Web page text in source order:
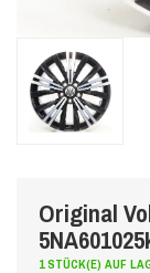
Original
1 STÜCK(E) AUF